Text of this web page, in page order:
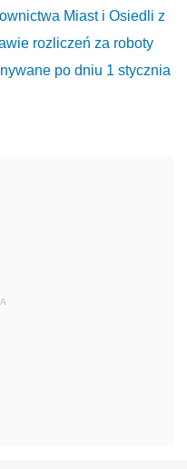
Miast i Osiedli z
rozliczeń za roboty
po dniu 1 stycznia